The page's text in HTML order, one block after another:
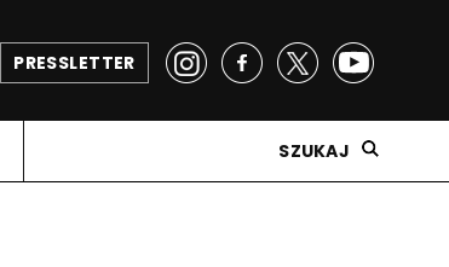
PRESSLETTER
SZUKAJ